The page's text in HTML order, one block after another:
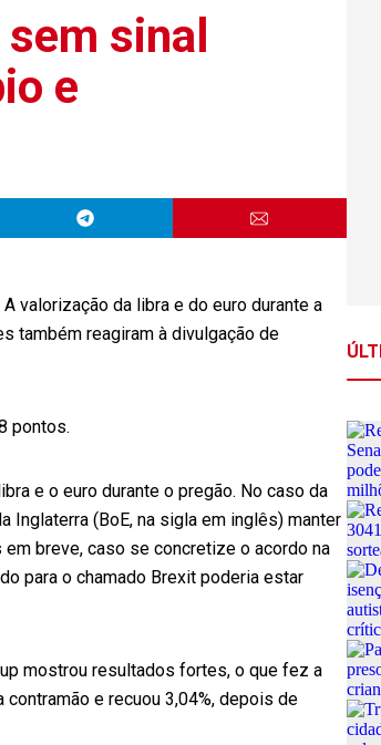
sinal
e
valorização da libra e do euro durante a
também reagiram à divulgação de
pontos.
e o euro durante o pregão. No caso da
Inglaterra (BoE, na sigla em inglês) manter
breve, caso se concretize o acordo na
para o chamado Brexit poderia estar
mostrou resultados fortes, o que fez a
e recuou 3,04%, depois de